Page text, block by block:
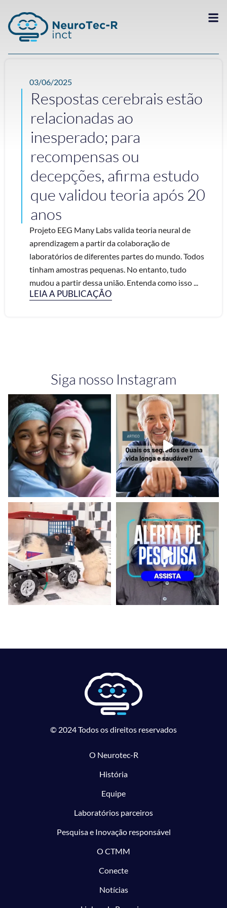
03/06/2025
Respostas cerebrais estão
relacionadas ao
inesperado; para
recompensas ou
decepções, afirma estudo
que validou teoria após 20
anos
Projeto EEG Many Labs valida teoria neural de
aprendizagem a partir da colaboração de
laboratórios de diferentes partes do mundo. Todos
tinham amostras pequenas. No entanto, tudo
mudou a partir dessa união. Entenda como isso ...
LEIA A PUBLICAÇÃO
Siga nosso Instagram
© 2024 Todos os direitos reservados
O Neurotec-R
História
Equipe
Laboratórios parceiros
Pesquisa e Inovação responsável
O CTMM
Conecte
Notícias